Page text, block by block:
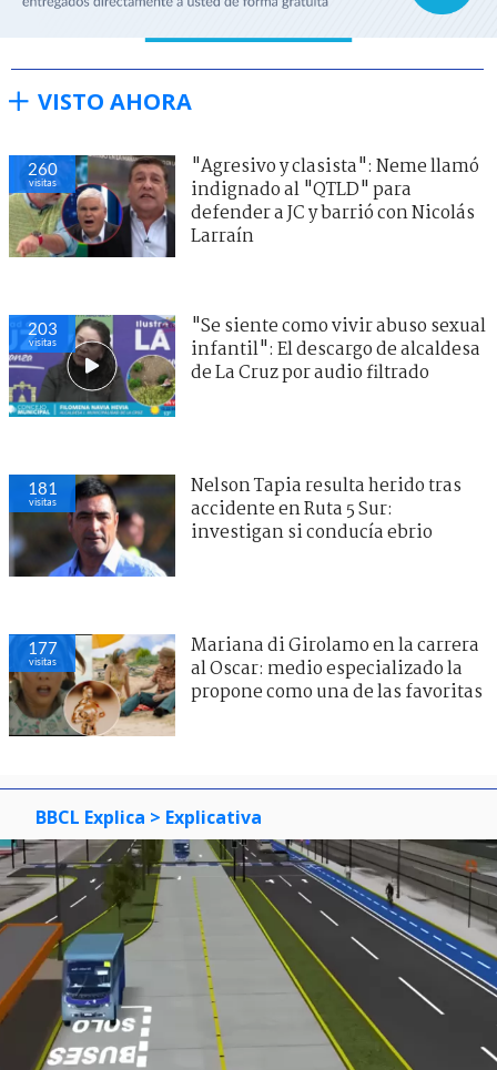
VISTO AHORA
260
visitas
"Agresivo y clasista": Neme llamó
indignado al "QTLD" para
defender a JC y barrió con Nicolás
Larraín
203
visitas
"Se siente como vivir abuso sexual
infantil": El descargo de alcaldesa
de La Cruz por audio filtrado
181
visitas
Nelson Tapia resulta herido tras
accidente en Ruta 5 Sur:
investigan si conducía ebrio
177
visitas
Mariana di Girolamo en la carrera
al Oscar: medio especializado la
propone como una de las favoritas
BBCL Explica > Explicativa